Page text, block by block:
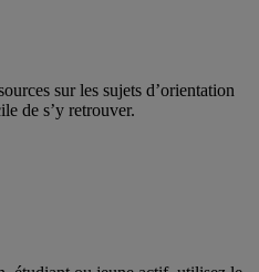
sur les sujets d’orientation
de s’y retrouver.